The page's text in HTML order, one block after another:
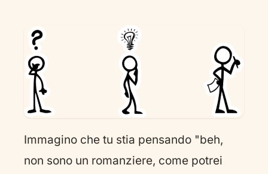
Immagino che tu stia pensando "beh,
non sono un romanziere, come potrei